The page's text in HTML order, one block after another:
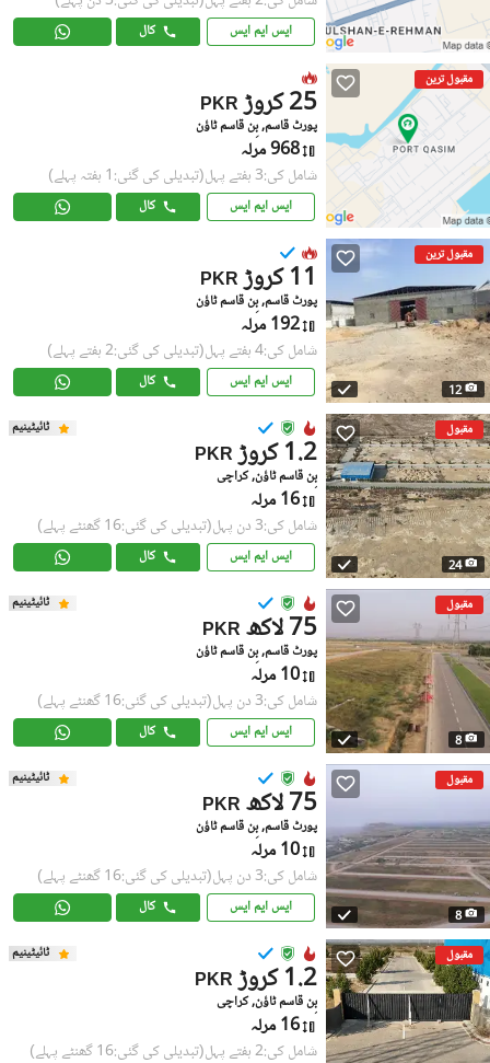
ایس ایم ایس کال
مقبول ترین
PKR 25 کروڑ
پورٹ قاسم, بِن قاسم ٹاؤن
968 مرلہ
شامل کی:3 ہفتے پہل (تبدیلی کی گئی:1 ہفتہ پہلے)
ایس ایم ایس کال
مقبول ترین
12
PKR 11 کروڑ
پورٹ قاسم, بِن قاسم ٹاؤن
192 مرلہ
شامل کی:4 ہفتے پہل (تبدیلی کی گئی:2 ہفتے پہلے)
ایس ایم ایس کال
مقبول
24
ٹائیٹینیم
PKR 1.2 کروڑ
بِن قاسم ٹاؤن, کراچی
16 مرلہ
شامل کی:3 دن پہل (تبدیلی کی گئی:16 گھنٹے پہلے)
ایس ایم ایس کال
مقبول
8
ٹائیٹینیم
PKR 75 لاکھ
پورٹ قاسم, بِن قاسم ٹاؤن
10 مرلہ
شامل کی:3 دن پہل (تبدیلی کی گئی:16 گھنٹے پہلے)
ایس ایم ایس کال
مقبول
8
ٹائیٹینیم
PKR 75 لاکھ
پورٹ قاسم, بِن قاسم ٹاؤن
10 مرلہ
شامل کی:3 دن پہل (تبدیلی کی گئی:16 گھنٹے پہلے)
ایس ایم ایس کال
مقبول ٹائیٹینیم
PKR 1.2 کروڑ
بِن قاسم ٹاؤن, کراچی
16 مرلہ
شامل کی:2 ہفتے پہل (تبدیلی کی گئی:16 گھنٹے پہلے)